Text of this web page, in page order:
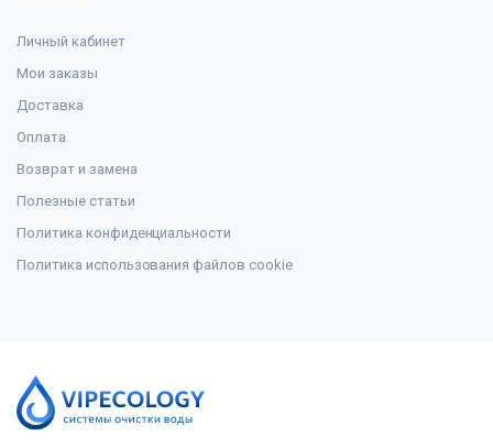
Личный кабинет
Мои заказы
Доставка
Оплата
Возврат и замена
Полезные статьи
Политика конфиденциальности
Политика использования файлов cookie